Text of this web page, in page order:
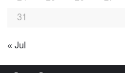
31
« Jul